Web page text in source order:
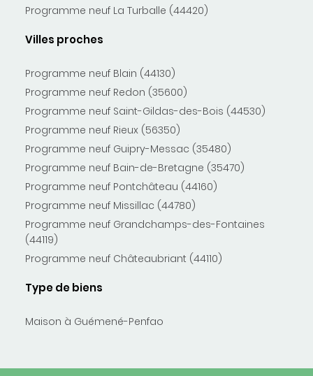
Programme neuf La Turballe (44420)
Villes proches
Programme neuf Blain (44130)
Programme neuf Redon (35600)
Programme neuf Saint-Gildas-des-Bois (44530)
Programme neuf Rieux (56350)
Programme neuf Guipry-Messac (35480)
Programme neuf Bain-de-Bretagne (35470)
Programme neuf Pontchâteau (44160)
Programme neuf Missillac (44780)
Programme neuf Grandchamps-des-Fontaines
(44119)
Programme neuf Châteaubriant (44110)
Type de biens
Maison à Guémené-Penfao